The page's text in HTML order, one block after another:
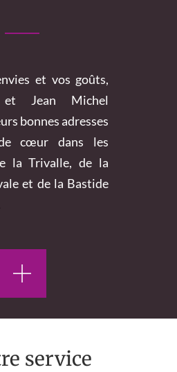
et vos goûts,
et Jean Michel
bonnes adresses
cœur dans les
la Trivalle, de la
et de la Bastide
service